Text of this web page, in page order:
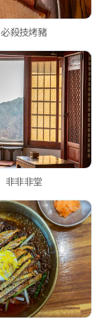
必殺技烤豬
非非非堂